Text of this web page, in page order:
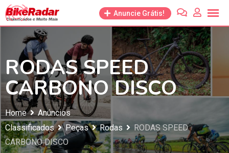
Anuncie Grátis!
RODAS SPEED
CARBONO DISCO
Home
Anúncios
Classificados
Peças Rodas
RODAS SPEED
CARBONO DISCO